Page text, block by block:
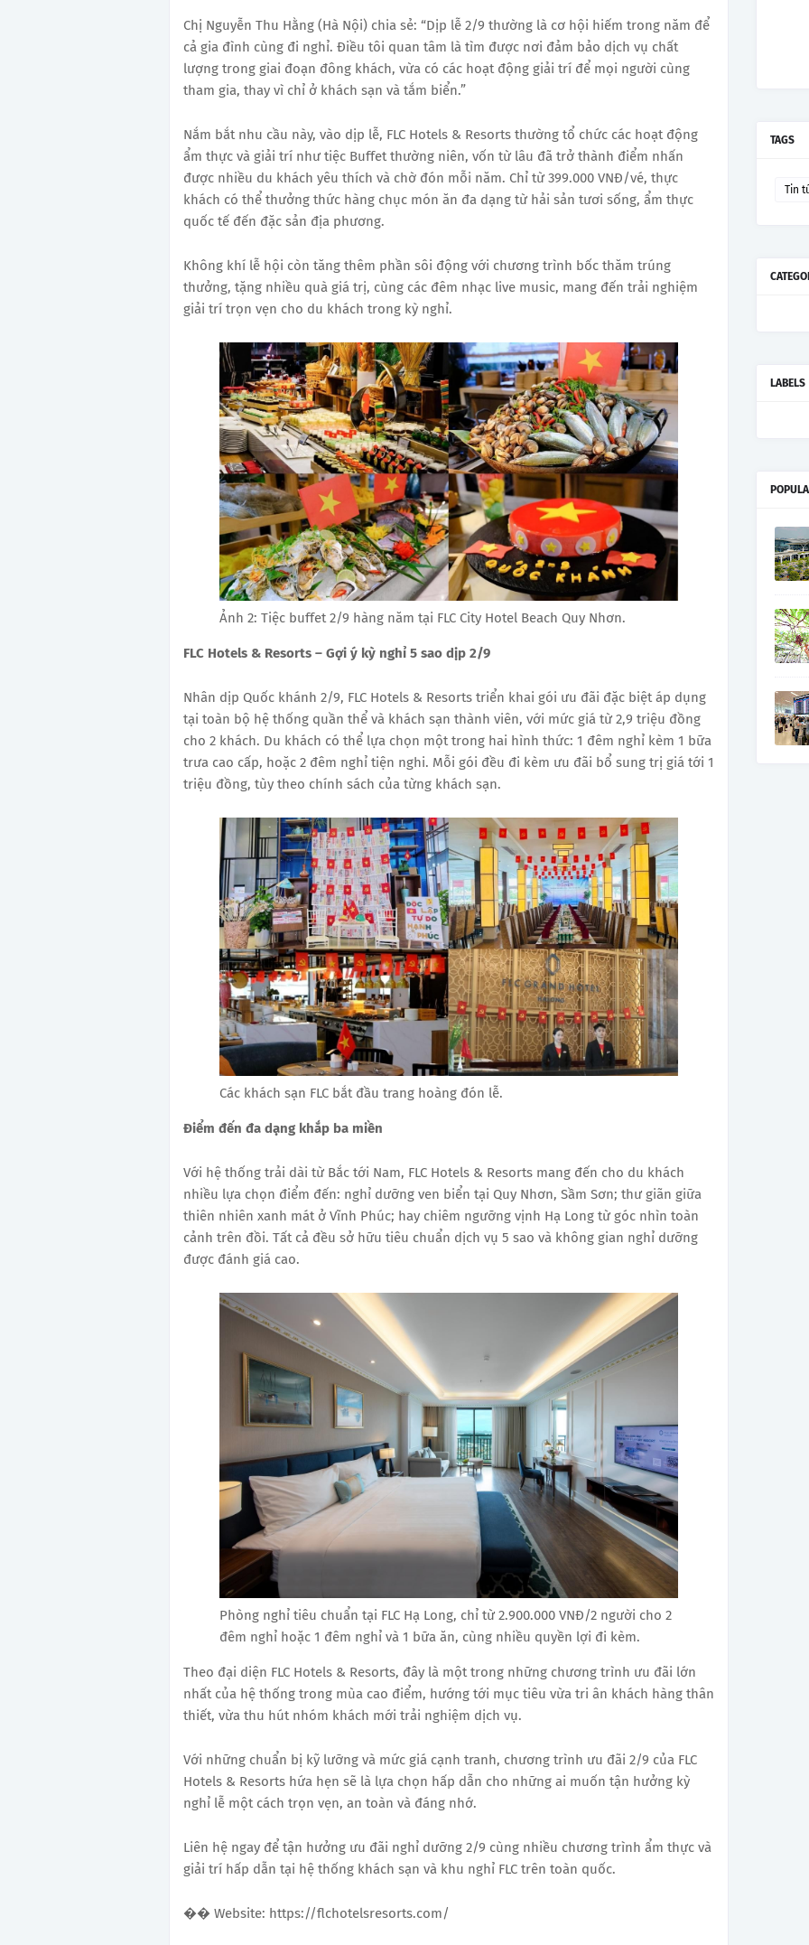
Chị Nguyễn Thu Hằng (Hà Nội) chia sẻ: “Dịp lễ 2/9 thường là cơ hội hiếm trong năm để
cả gia đình cùng đi nghỉ. Điều tôi quan tâm là tìm được nơi đảm bảo dịch vụ chất
lượng trong giai đoạn đông khách, vừa có các hoạt động giải trí để mọi người cùng
tham gia, thay vì chỉ ở khách sạn và tắm biển.”
Nắm bắt nhu cầu này, vào dịp lễ, FLC Hotels & Resorts thường tổ chức các hoạt động
ẩm thực và giải trí như tiệc Buffet thường niên, vốn từ lâu đã trở thành điểm nhấn
được nhiều du khách yêu thích và chờ đón mỗi năm. Chỉ từ 399.000 VNĐ/vé, thực
khách có thể thưởng thức hàng chục món ăn đa dạng từ hải sản tươi sống, ẩm thực
quốc tế đến đặc sản địa phương.
Không khí lễ hội còn tăng thêm phần sôi động với chương trình bốc thăm trúng
thưởng, tặng nhiều quà giá trị, cùng các đêm nhạc live music, mang đến trải nghiệm
giải trí trọn vẹn cho du khách trong kỳ nghỉ.
Ảnh 2: Tiệc buffet 2/9 hàng năm tại FLC City Hotel Beach Quy Nhơn.
FLC Hotels & Resorts – Gợi ý kỳ nghỉ 5 sao dịp 2/9
Nhân dịp Quốc khánh 2/9, FLC Hotels & Resorts triển khai gói ưu đãi đặc biệt áp dụng
tại toàn bộ hệ thống quần thể và khách sạn thành viên, với mức giá từ 2,9 triệu đồng
cho 2 khách. Du khách có thể lựa chọn một trong hai hình thức: 1 đêm nghỉ kèm 1 bữa
trưa cao cấp, hoặc 2 đêm nghỉ tiện nghi. Mỗi gói đều đi kèm ưu đãi bổ sung trị giá tới 1
triệu đồng, tùy theo chính sách của từng khách sạn.
Các khách sạn FLC bắt đầu trang hoàng đón lễ.
Điểm đến đa dạng khắp ba miền
Với hệ thống trải dài từ Bắc tới Nam, FLC Hotels & Resorts mang đến cho du khách
nhiều lựa chọn điểm đến: nghỉ dưỡng ven biển tại Quy Nhơn, Sầm Sơn; thư giãn giữa
thiên nhiên xanh mát ở Vĩnh Phúc; hay chiêm ngưỡng vịnh Hạ Long từ góc nhìn toàn
cảnh trên đồi. Tất cả đều sở hữu tiêu chuẩn dịch vụ 5 sao và không gian nghỉ dưỡng
được đánh giá cao.
Phòng nghỉ tiêu chuẩn tại FLC Hạ Long, chỉ từ 2.900.000 VNĐ/2 người cho 2
đêm nghỉ hoặc 1 đêm nghỉ và 1 bữa ăn, cùng nhiều quyền lợi đi kèm.
Theo đại diện FLC Hotels & Resorts, đây là một trong những chương trình ưu đãi lớn
nhất của hệ thống trong mùa cao điểm, hướng tới mục tiêu vừa tri ân khách hàng thân
thiết, vừa thu hút nhóm khách mới trải nghiệm dịch vụ.
Với những chuẩn bị kỹ lưỡng và mức giá cạnh tranh, chương trình ưu đãi 2/9 của FLC
Hotels & Resorts hứa hẹn sẽ là lựa chọn hấp dẫn cho những ai muốn tận hưởng kỳ
nghỉ lễ một cách trọn vẹn, an toàn và đáng nhớ.
Liên hệ ngay để tận hưởng ưu đãi nghỉ dưỡng 2/9 cùng nhiều chương trình ẩm thực và
giải trí hấp dẫn tại hệ thống khách sạn và khu nghỉ FLC trên toàn quốc.
�� Website: https://flchotelsresorts.com/
TAGS
Tin
LABELS